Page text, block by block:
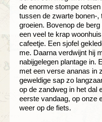
de enorme stompe
tussen de zwarte bonen-,
groeien. Bovenop de
een veel te krap
cafeetje. Een sjofel
me. Daarna verdwijnt hij
nabijgelegen plantage in.
met een verse ananas in
geweldige sap zo
op de zandweg in het dal
eerste vandaag, op onze
weer op de fiets.